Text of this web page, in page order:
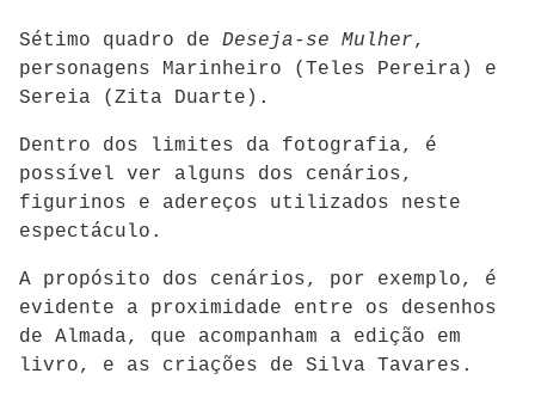
Sétimo quadro de Deseja-se Mulher,
personagens Marinheiro (Teles Pereira) e
Sereia (Zita Duarte).
Dentro dos limites da fotografia, é
possível ver alguns dos cenários,
figurinos e adereços utilizados neste
espectáculo.
A propósito dos cenários, por exemplo, é
evidente a proximidade entre os desenhos
de Almada, que acompanham a edição em
livro, e as criações de Silva Tavares.